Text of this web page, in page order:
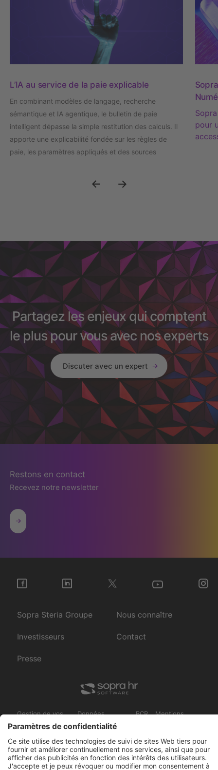
L’IA au service de la paie explicable
En combinant modèles de langage, recherche
sémantique et IA agentique, le bulletin de paie
intelligent dépasse la simple restitution des calculs. Il
apporte une explicabilité fondée sur les règles de
paie, les paramètres appliqués et des sources
pour
Partagez les enjeux qui comptent
le plus pour vous avec nos experts
Discuter avec un expert
Restons en contact
Recevez notre newsletter
Sopra Steria Groupe
Investisseurs
Presse
Nous connaître
Contact
Gestion de vos
cookies
Données
personnelles
BCR
Mentions